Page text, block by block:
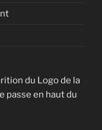
du Logo de la
passe en haut du